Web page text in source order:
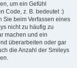
um ein Gefühl
Code, z. B. bedeutet :)
Sie beim Verfassen eines
nicht zu häufig zu
machen und ein
überarbeiten oder gar
die Anzahl der Smileys